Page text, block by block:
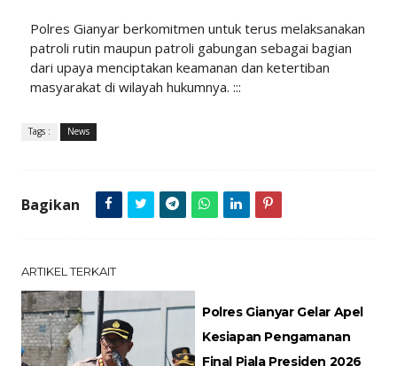
Polres Gianyar berkomitmen untuk terus melaksanakan
patroli rutin maupun patroli gabungan sebagai bagian
dari upaya menciptakan keamanan dan ketertiban
masyarakat di wilayah hukumnya. :::
Tags : News
Bagikan
ARTIKEL TERKAIT
Polres Gianyar Gelar Apel
Kesiapan Pengamanan
Final Piala Presiden 2026